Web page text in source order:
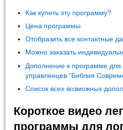
Как купить эту программу?
Цена программы
Отобразить все контактные
Можно заказать
Дополнение к программе
управленцев "Библия
Список всех возможных
Короткое видео
программы для